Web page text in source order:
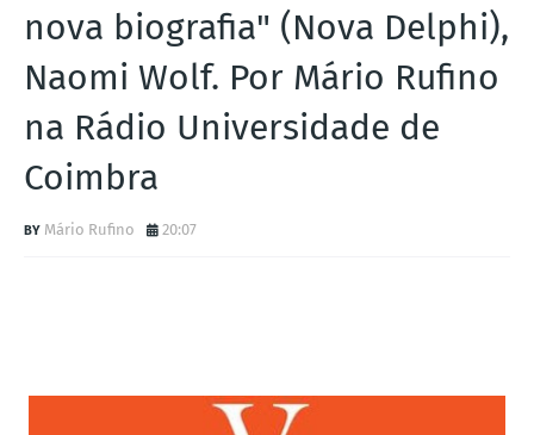
nova biografia" (Nova Delphi),
Naomi Wolf. Por Mário Rufino
na Rádio Universidade de
Coimbra
Mário Rufino 20:07